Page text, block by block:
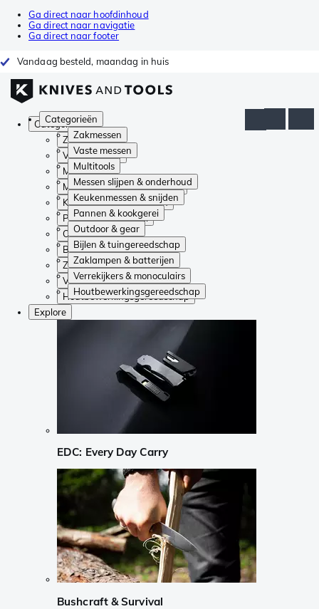
Ga direct naar hoofdinhoud
Ga direct naar navigatie
Ga direct naar footer
Vandaag besteld, maandag in huis
Categorieën
Zakmessen
Vaste messen
Multitools
Messen slijpen & onderhoud
Keukenmessen & snijden
Pannen & kookgerei
Outdoor & gear
Bijlen & tuingereedschap
Zaklampen & batterijen
Verrekijkers & monoculairs
Houtbewerkingsgereedschap
Categorieën
Zakmessen
Vaste messen
Multitools
Messen slijpen & onderhoud
Keukenmessen & snijden
Pannen & kookgerei
Outdoor & gear
Bijlen & tuingereedschap
Zaklampen & batterijen
Verrekijkers & monoculairs
Houtbewerkingsgereedschap
Explore
EDC: Every Day Carry
Bushcraft & Survival